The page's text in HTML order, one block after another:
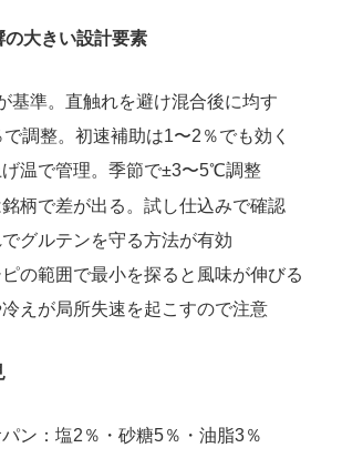
大きい設計要素
基準。直触れを避け混合後に均す
調整。初速補助は1〜2％でも効く
温で管理。季節で±3〜5℃調整
柄で差が出る。試し仕込みで確認
グルテンを守る方法が有効
の範囲で最小を探ると風味が伸びる
えが局所失速を起こすので注意
ン：塩2％・砂糖5％・油脂3％